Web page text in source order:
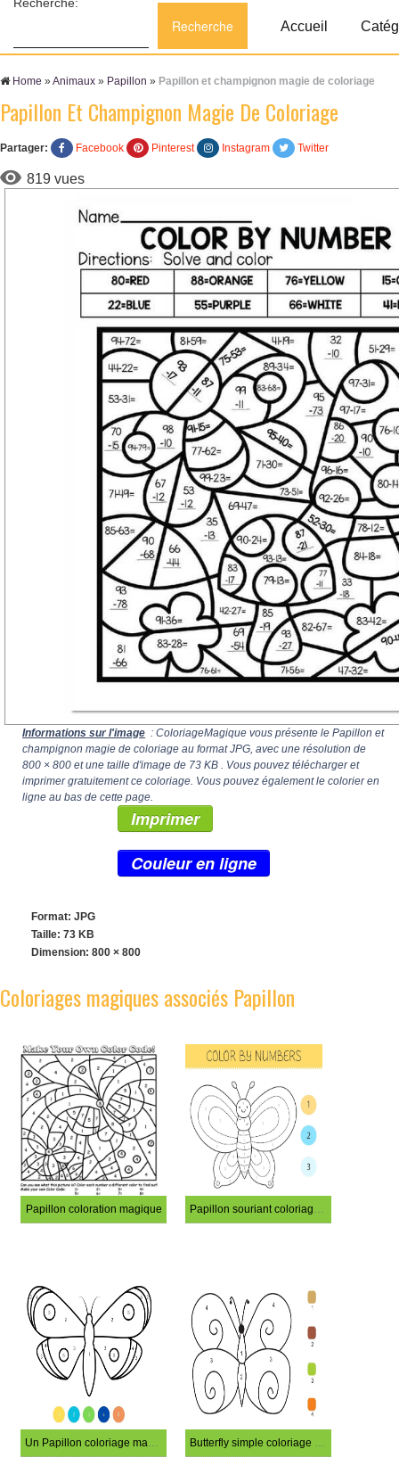
Accueil
Home »Animaux » Papillon » Papillon et champignon magie de coloriage
Papillon Et Champignon Magie De Coloriage
Partager: Facebook Pinterest Instagram Twitter
819 vues
Informations sur l'image : ColoriageMagique vous présente le Papillon et
champignon magie de coloriage au format JPG, avec une résolution de
800 × 800 et une taille d'image de 73 KB . Vous pouvez télécharger et
imprimer gratuitement ce coloriage. Vous pouvez également le colorier en
ligne au bas de cette page.
Imprimer
Couleur en ligne
Format: JPG
Taille: 73 KB
Dimension: 800 × 800
Coloriages magiques associés Papillon
Papillon coloration magique Papillon souriant coloriage magique
Un Papillon coloriage magique Butterfly simple coloriage magique